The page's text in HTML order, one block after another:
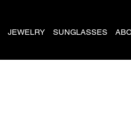
JEWELRY SUNGLASSES